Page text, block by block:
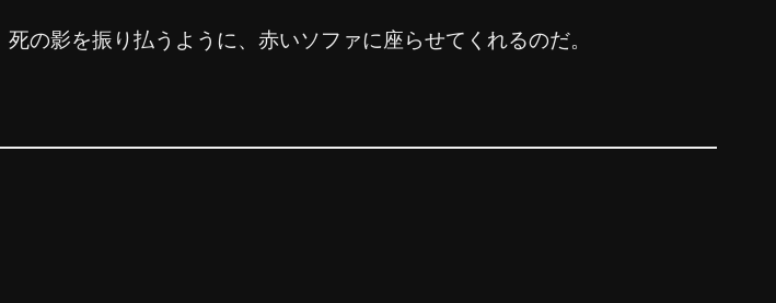
の影を振り払うように、赤いソファに座らせてくれるのだ。